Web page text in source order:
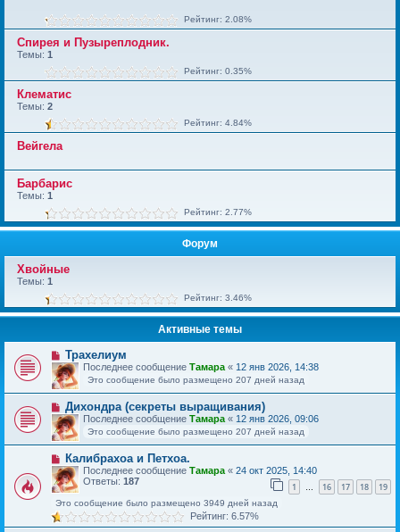
Рейтинг: 2.08%
Спирея и Пузыреплодник.
Темы: 1
Рейтинг: 0.35%
Клематис
Темы: 2
Рейтинг: 4.84%
Вейгела
Барбарис
Темы: 1
Рейтинг: 2.77%
Форум
Хвойные
Темы: 1
Рейтинг: 3.46%
Активные темы
Трахелиум
Последнее сообщение Тамара « 12 янв 2026, 14:38
Это сообщение было размещено 207 дней назад
Дихондра (секреты выращивания)
Последнее сообщение Тамара « 12 янв 2026, 09:06
Это сообщение было размещено 207 дней назад
Калибрахоа и Петхоа.
Последнее сообщение Тамара « 24 окт 2025, 14:40
Ответы: 187 1 … 16 17 18 19
Это сообщение было размещено 3949 дней назад
Рейтинг: 6.57%